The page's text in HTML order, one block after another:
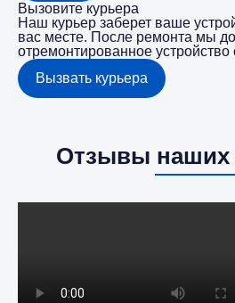
Вызовите курьера
Наш курьер заберет ваше
вас месте. После ремонта мы
отремонтированное устройство
Вызвать курьера
Отзывы наших